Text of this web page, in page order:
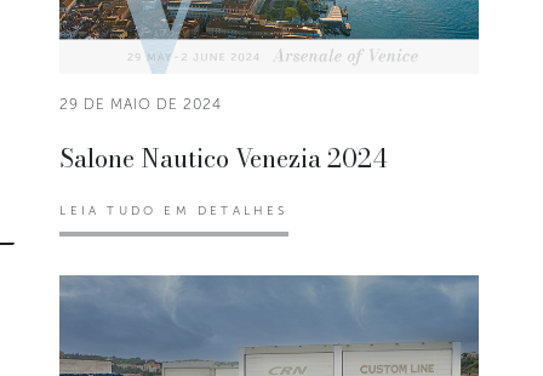
29 DE MAIO DE 2024
Salone Nautico Venezia 2024
LEIA TUDO EM DETALHES